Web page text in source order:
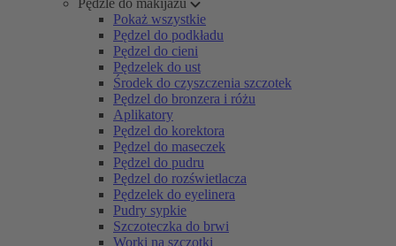
Pędzle do makijażu
Pokaż wszystkie
Pędzel do podkładu
Pędzel do cieni
Pędzelek do ust
Środek do czyszczenia szczotek
Pędzel do bronzera i różu
Aplikatory
Pędzel do korektora
Pędzel do maseczek
Pędzel do pudru
Pędzel do rozświetlacza
Pędzelek do eyelinera
Pudry sypkie
Szczoteczka do brwi
Worki na szczotki